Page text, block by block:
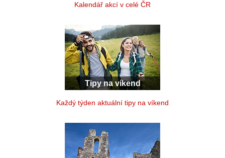
Kalendář akcí v celé ČR
Tipy na víkend
Každý týden aktuální tipy na víkend